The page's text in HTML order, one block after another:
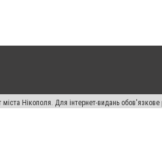
Нікополя. Для інтернет-видань